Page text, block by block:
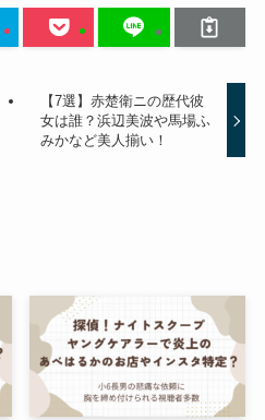
【7選】赤楚衛ニの歴代彼
女は誰？浜辺美波や馬場ふ
みかなど美人揃い！